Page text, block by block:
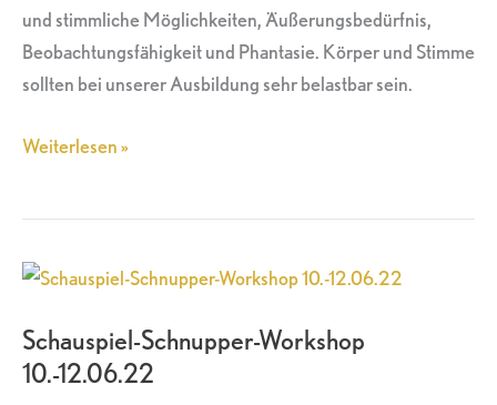
und stimmliche Möglichkeiten, Äußerungsbedürfnis,
Beobachtungsfähigkeit und Phantasie. Körper und Stimme
sollten bei unserer Ausbildung sehr belastbar sein.
Weiterlesen »
Schauspiel-Schnupper-Workshop
10.-12.06.22
Schauspiel-
Workshop
10.-12.06.22